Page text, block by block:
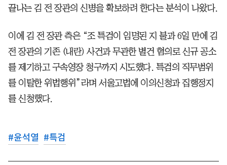
끝나는 김 전 장관의 신병을 확보하려 한다는 분석이 나왔다.
이에 김 전 장관 측은 “조 특검이 임명된 지 불과 6일 만에 김
전 장관의 기존 (내란) 사건과 무관한 별건 혐의로 신규 공소
를 제기하고 구속영장 청구까지 시도했다. 특검의 직무범위
를 이탈한 위법행위”라며 서울고법에 이의신청과 집행정지
를 신청했다.
#윤석열 #특검